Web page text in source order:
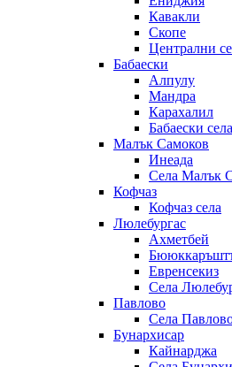
Кавакли
Скопе
Централни
Бабаески
Алпулу
Мандра
Карахалил
Бабаески села
Малък Самоков
Инеада
Села Малък
Кофчаз
Кофчаз села
Люлебургас
Ахметбей
Евренсекиз
Села
Павлово
Села
Бунархисар
Кайнарджа